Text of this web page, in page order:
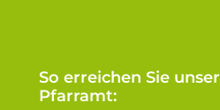
So erreichen Sie unser
Pfarramt: